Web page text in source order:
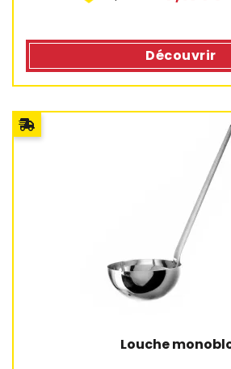
Découvrir
Louche